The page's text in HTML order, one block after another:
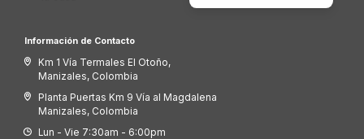
Información de Contacto
Km 1 Vía Termales El Otoño,
Manizales, Colombia
Planta Puertas Km 9 Vía al Magdalena
Manizales, Colombia
Lun - Vie 7:30am - 6:00pm